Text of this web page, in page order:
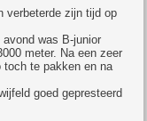
verbeterde zijn tijd op
was B-junior
meter. Na een zeer
toch te pakken en na
goed gepresteerd